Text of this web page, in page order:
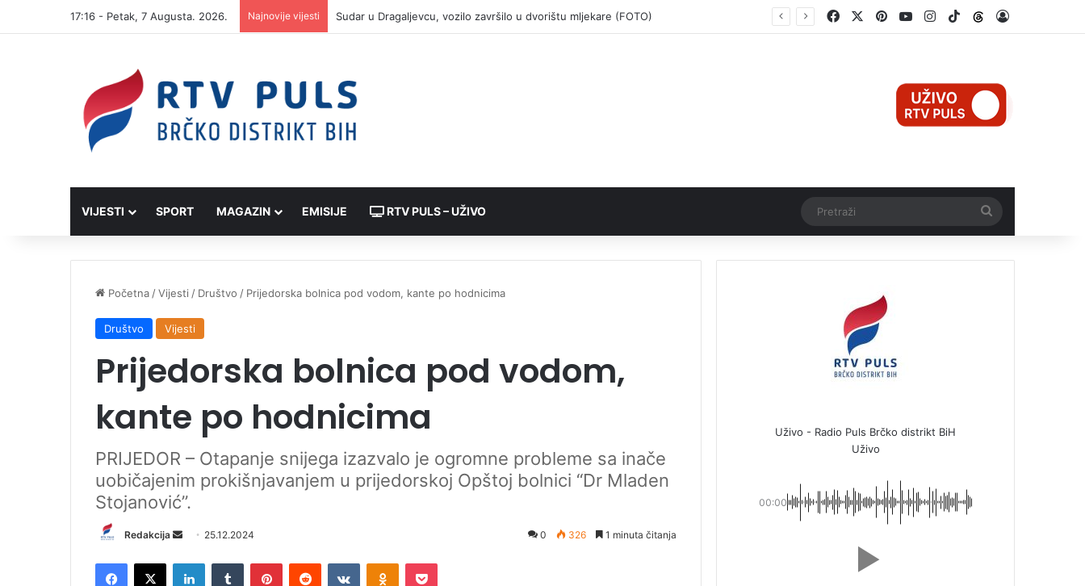
17:16 - Petak, 7 Augusta. 2026. Najnovije vijesti FacebookPinterestYouTubeInstagram
TikTokThreads
VIJESTI SPORT MAGAZIN EMISIJE RTV PULS – UŽIVO
Početna /Vijesti / Društvo / Prijedorska bolnica pod vodom, kante po hodnicima
Društvo Vijesti
Prijedorska bolnica pod vodom,
kante po hodnicima
PRIJEDOR – Otapanje snijega izazvalo je ogromne probleme sa inače
uobičajenim prokišnjavanjem u prijedorskoj Opštoj bolnici “Dr Mladen
Stojanović”.
Redakcija
n
25.12.2024 0 326 1 minuta čitanja
Uživo - Radio Puls Brčko distrikt BiH
Uživo
00:00